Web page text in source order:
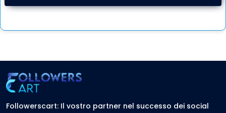
Followerscart: Il vostro partner nel successo dei social